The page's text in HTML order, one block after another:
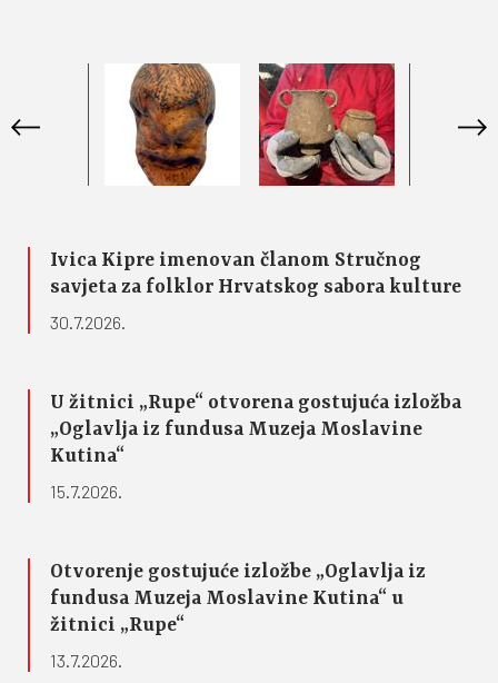
Ivica Kipre imenovan članom Stručnog
savjeta za folklor Hrvatskog sabora kulture
30.7.2026.
U žitnici „Rupe“ otvorena gostujuća izložba
„Oglavlja iz fundusa Muzeja Moslavine
Kutina“
15.7.2026.
Otvorenje gostujuće izložbe „Oglavlja iz
fundusa Muzeja Moslavine Kutina“ u
žitnici „Rupe“
13.7.2026.